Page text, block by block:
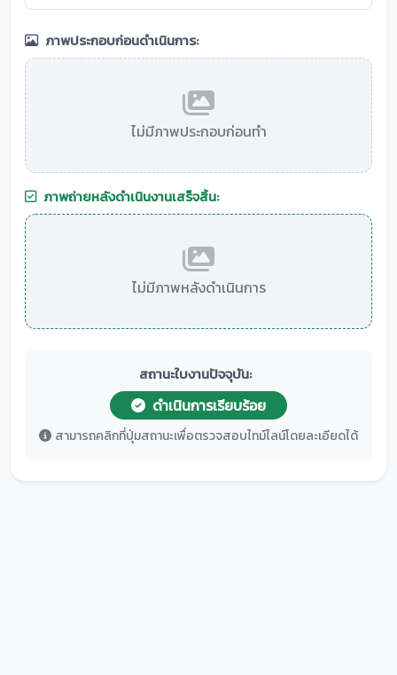
ภาพประกอบก่อนดำเนินการ:
ไม่มีภาพประกอบก่อนทำ
ภาพถ่ายหลังดำเนินงานเสร็จสิ้น:
ไม่มีภาพหลังดำเนินการ
สถานะใบงานปัจจุบัน:
ดำเนินการเรียบร้อย
สามารถคลิกที่ปุ่มสถานะเพื่อตรวจสอบไทม์ไลน์โดยละเอียดได้